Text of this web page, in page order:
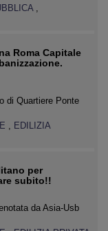
,
Roma Capitale
di Quartiere Ponte
, EDILIZIA
per
subito!!
da Asia-Usb